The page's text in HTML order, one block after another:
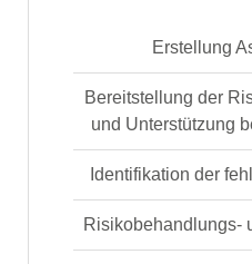
Erstellung
Bereitstellung der
und Unterstützung
Identifikation der
Risikobehandlungs-